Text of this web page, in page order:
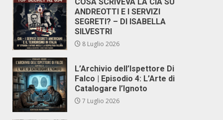
ANDREOTTI E I SERVIZI
SEGRETI? – DI ISABELLA
SILVESTRI
8 Luglio 2026
L’Archivio dell’Ispettore Di
Falco | Episodio 4: L’Arte di
Catalogare l’Ignoto
7 Luglio 2026